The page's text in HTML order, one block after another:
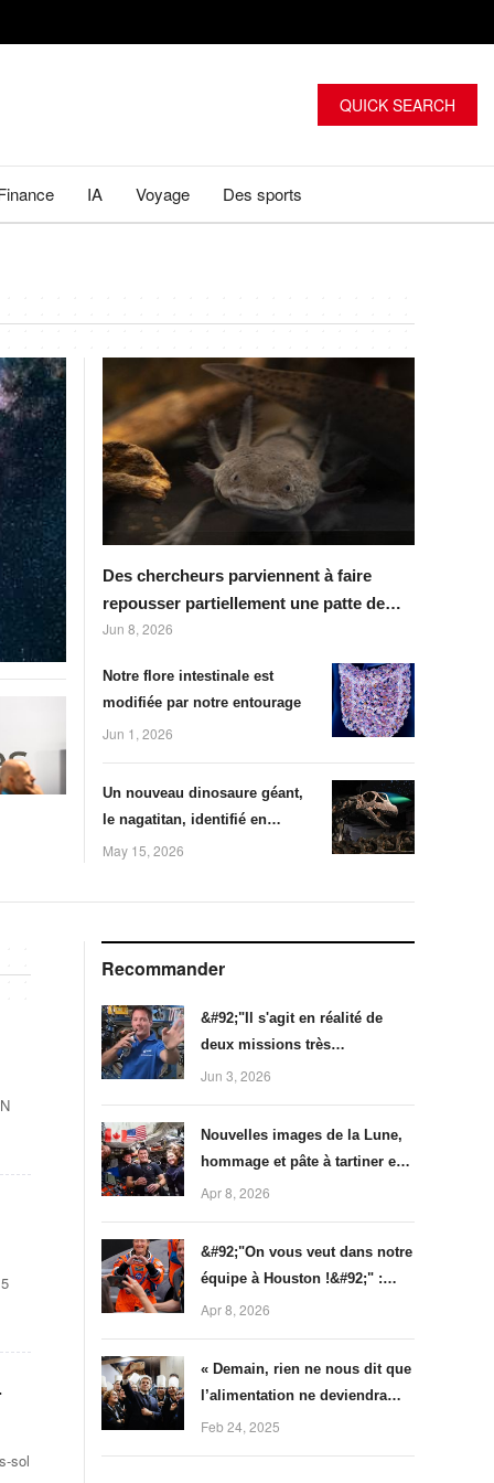
QUICK SEARCH
IA Voyage Des sports
Des chercheurs parviennent à faire
repousser partiellement une patte de
souris en s'inspirant de axolotl
Jun 8, 2026
Notre flore intestinale est
modifiée par notre entourage
Jun 1, 2026
Un nouveau dinosaure géant,
le nagatitan, identifié en
Thaïlande
May 15, 2026
sol
Recommander
&#92;"Il s'agit en réalité de
deux missions très
différentes&#92;" : ce qui
Jun 3, 2026
Nouvelles images de la Lune,
hommage et pâte à tartiner en
apesanteur... Les moments
Apr 8, 2026
&#92;"On vous veut dans notre
équipe à Houston !&#92;" :
Christina Koch, première
Apr 8, 2026
« Demain, rien ne nous dit que
l’alimentation ne deviendra
pas une arme » : au Salon de
Feb 24, 2025